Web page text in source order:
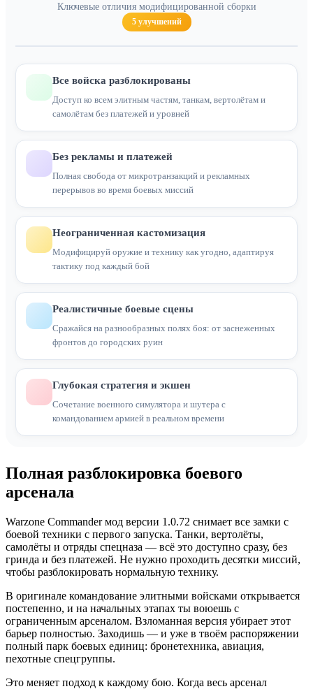
Ключевые отличия модифицированной сборки
5 улучшений
Все войска разблокированы
Доступ ко всем элитным частям, танкам, вертолётам и
самолётам без платежей и уровней
Без рекламы и платежей
Полная свобода от микротранзакций и рекламных
перерывов во время боевых миссий
Неограниченная кастомизация
Модифицируй оружие и технику как угодно, адаптируя
тактику под каждый бой
Реалистичные боевые сцены
Сражайся на разнообразных полях боя: от заснеженных
фронтов до городских руин
Глубокая стратегия и экшен
Сочетание военного симулятора и шутера с
командованием армией в реальном времени
Полная разблокировка боевого
арсенала
Warzone Commander мод версии 1.0.72 снимает все замки с
боевой техники с первого запуска. Танки, вертолёты,
самолёты и отряды спецназа — всё это доступно сразу, без
гринда и без платежей. Не нужно проходить десятки миссий,
чтобы разблокировать нормальную технику.
В оригинале командование элитными войсками открывается
постепенно, и на начальных этапах ты воюешь с
ограниченным арсеналом. Взломанная версия убирает этот
барьер полностью. Заходишь — и уже в твоём распоряжении
полный парк боевых единиц: бронетехника, авиация,
пехотные спецгруппы.
Это меняет подход к каждому бою. Когда весь арсенал